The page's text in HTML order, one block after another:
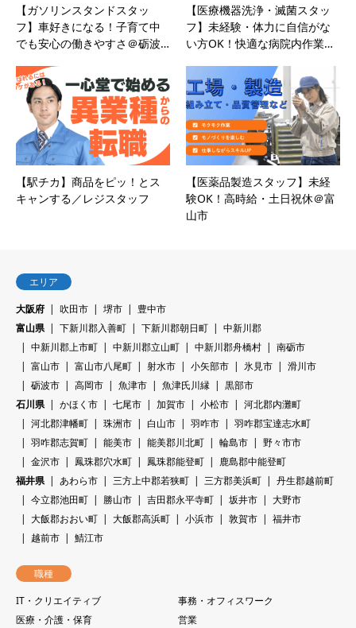
【ガソリンスタンドスタッ
フ】車好きになる！子育て中
でも安心の働きやすさ＠砺波…
【医療機器洗浄・滅菌スタッ
フ】未経験・体力に自信がな
い方OK！快適な病院内作業…
【駅チカ】商品をピッ！とス
キャンする／レジスタッフ
【医薬品製造スタッフ】未経
験OK！高時給・土日祝休＠富
山市
エリア
大阪府
吹田市 堺市
豊中市
富山県
下新川郡入善町 下新川郡朝日町
中新川郡
中新川郡上市町
中新川郡立山町 中新川郡舟橋村
南砺市
富山市
富山市八尾町 射水市 小矢部市 氷見市
滑川市
砺波市
高岡市 魚津市 魚津氏川縁
黒部市
石川県
かほく市 七尾市 加賀市 小松市
河北郡内灘町
河北郡津幡町
珠洲市 白山市 羽咋市
羽咋郡宝達志水町
羽咋郡志賀町
能美市 能美郡川北町 輪島市
野々市市
金沢市
鳳珠郡穴水町 鳳珠郡能登町
鹿島郡中能登町
福井県
あわら市 三方上中郡若狭町 三方郡美浜町
丹生郡越前町
今立郡池田町
勝山市 吉田郡永平寺町 坂井市
大野市
大飯郡おおい町
大飯郡高浜町 小浜市 敦賀市
福井市
越前市
鯖江市
職種
IT・クリエイティブ
事務・オフィスワーク
医療・介護・保育
営業